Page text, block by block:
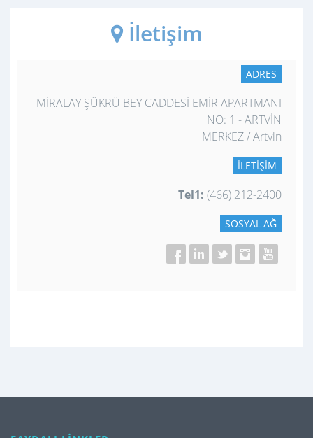
İletişim
ADRES
MİRALAY ŞÜKRÜ BEY CADDESİ EMİR APARTMANI
NO: 1 - ARTVİN
MERKEZ / Artvin
İLETIŞIM
Tel1: (466) 212-2400
SOSYAL AĞ